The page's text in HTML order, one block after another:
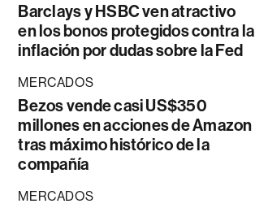
Barclays y HSBC ven atractivo
en los bonos protegidos contra la
inflación por dudas sobre la Fed
MERCADOS
Bezos vende casi US$350
millones en acciones de Amazon
tras máximo histórico de la
compañía
MERCADOS